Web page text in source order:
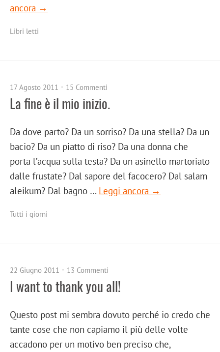
ancora →
Libri letti
17 Agosto 2011 15 Commenti
La fine è il mio inizio.
Da dove parto? Da un sorriso? Da una stella? Da un
bacio? Da un piatto di riso? Da una donna che
porta l’acqua sulla testa? Da un asinello martoriato
dalle frustate? Dal sapore del facocero? Dal salam
aleikum? Dal bagno … Leggi ancora →
Tutti i giorni
22 Giugno 2011 13 Commenti
I want to thank you all!
Questo post mi sembra dovuto perché io credo che
tante cose che non capiamo il più delle volte
accadono per un motivo ben preciso che,